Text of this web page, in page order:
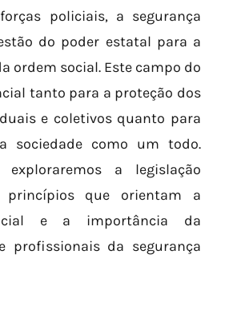
policiais, a segurança
do poder estatal para a
ordem social. Este campo do
tanto para a proteção dos
e coletivos quanto para
sociedade como um todo.
exploraremos a legislação
princípios que orientam a
e a importância da
profissionais da segurança